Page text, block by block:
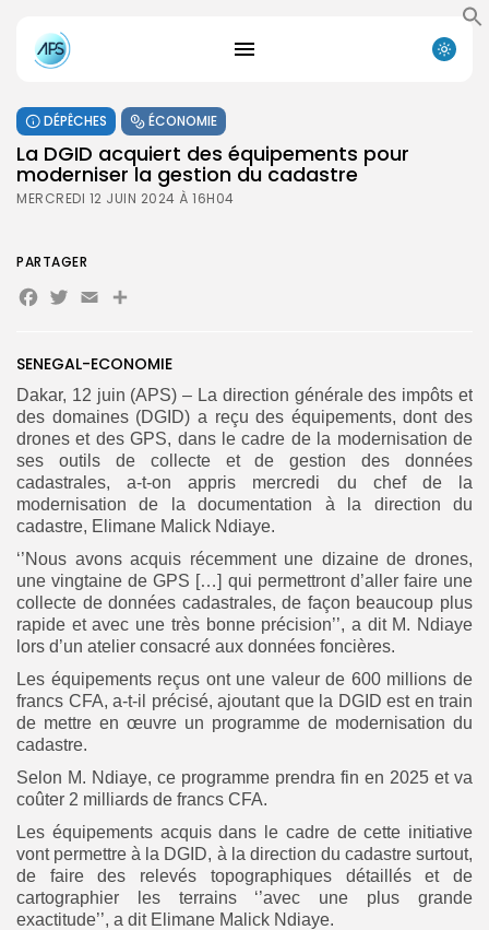
Search
for:
Button
FR
DÉPÊCHES ÉCONOMIE
La DGID acquiert des équipements pour
moderniser la gestion du cadastre
MERCREDI 12 JUIN 2024 À 16H04
SENEGAL-ECONOMIE
Dakar, 12 juin (APS) – La direction générale des impôts et
des domaines (DGID) a reçu des équipements, dont des
drones et des GPS, dans le cadre de la modernisation de
ses outils de collecte et de gestion des données
cadastrales, a-t-on appris mercredi du chef de la
modernisation de la documentation à la direction du
cadastre, Elimane Malick Ndiaye.
‘’Nous avons acquis récemment une dizaine de drones,
une vingtaine de GPS […] qui permettront d’aller faire une
collecte de données cadastrales, de façon beaucoup plus
rapide et avec une très bonne précision’’, a dit M. Ndiaye
lors d’un atelier consacré aux données foncières.
Les équipements reçus ont une valeur de 600 millions de
francs CFA, a-t-il précisé, ajoutant que la DGID est en train
de mettre en œuvre un programme de modernisation du
cadastre.
Selon M. Ndiaye, ce programme prendra fin en 2025 et va
coûter 2 milliards de francs CFA.
Les équipements acquis dans le cadre de cette initiative
vont permettre à la DGID, à la direction du cadastre surtout,
de faire des relevés topographiques détaillés et de
cartographier les terrains ‘’avec une plus grande
exactitude’’, a dit Elimane Malick Ndiaye.
PARTAGER
Facebook
Twitter
EmailPartager